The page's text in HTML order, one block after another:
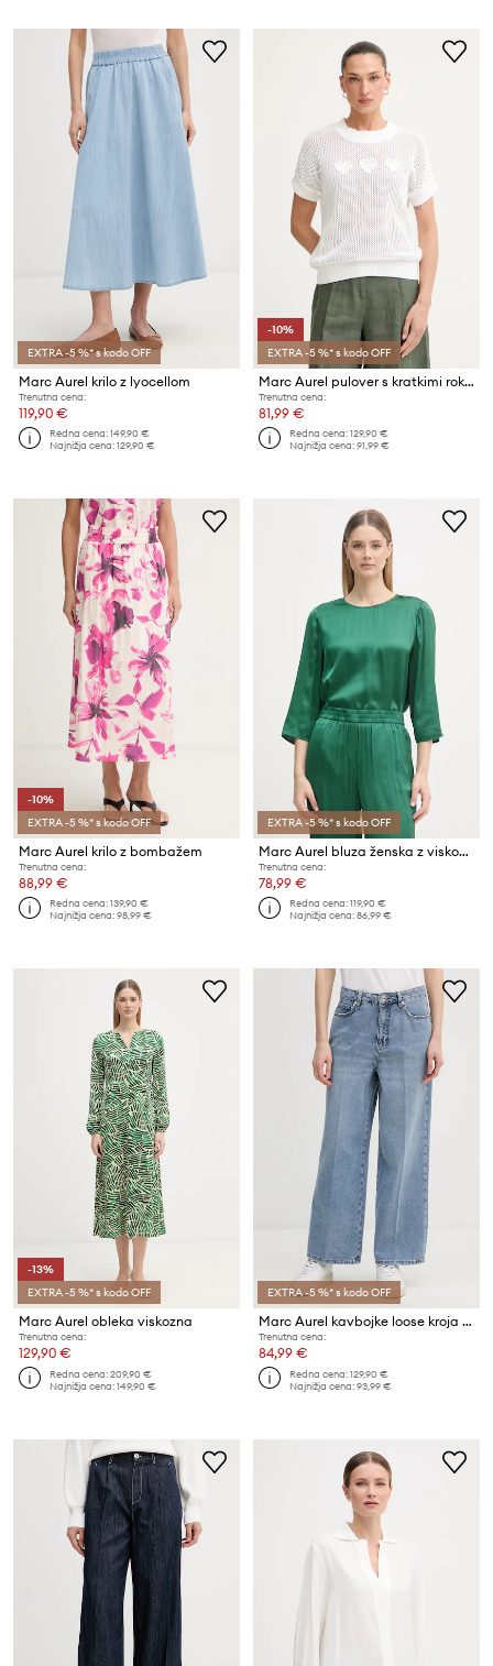
EXTRA -5 %* s kodo OFF
Marc Aurel krilo z lyocellom
Trenutna cena:
119,90 €
Redna cena:149,90 €
Najnižja cena:129,90 €
-10%
EXTRA -5 %* s kodo OFF
Marc Aurel pulover s kratkimi rokavi ženski bombažen
Trenutna cena:
81,99 €
Redna cena:129,90 €
Najnižja cena:91,99 €
-10%
EXTRA -5 %* s kodo OFF
Marc Aurel krilo z bombažem
Trenutna cena:
88,99 €
Redna cena:139,90 €
Najnižja cena:98,99 €
EXTRA -5 %* s kodo OFF
Marc Aurel bluza ženska z viskozo
Trenutna cena:
78,99 €
Redna cena:119,90 €
Najnižja cena:86,99 €
-13%
EXTRA -5 %* s kodo OFF
Marc Aurel obleka viskozna
Trenutna cena:
129,90 €
Redna cena:209,90 €
Najnižja cena:149,90 €
EXTRA -5 %* s kodo OFF
Marc Aurel kavbojke loose kroja ženske
Trenutna cena:
84,99 €
Redna cena:129,90 €
Najnižja cena:93,99 €